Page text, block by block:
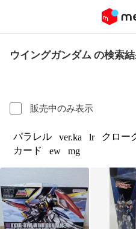
ウイングガンダム の検索
販売中のみ表示
パラレル ver.ka lr クロー
カード
ew mg